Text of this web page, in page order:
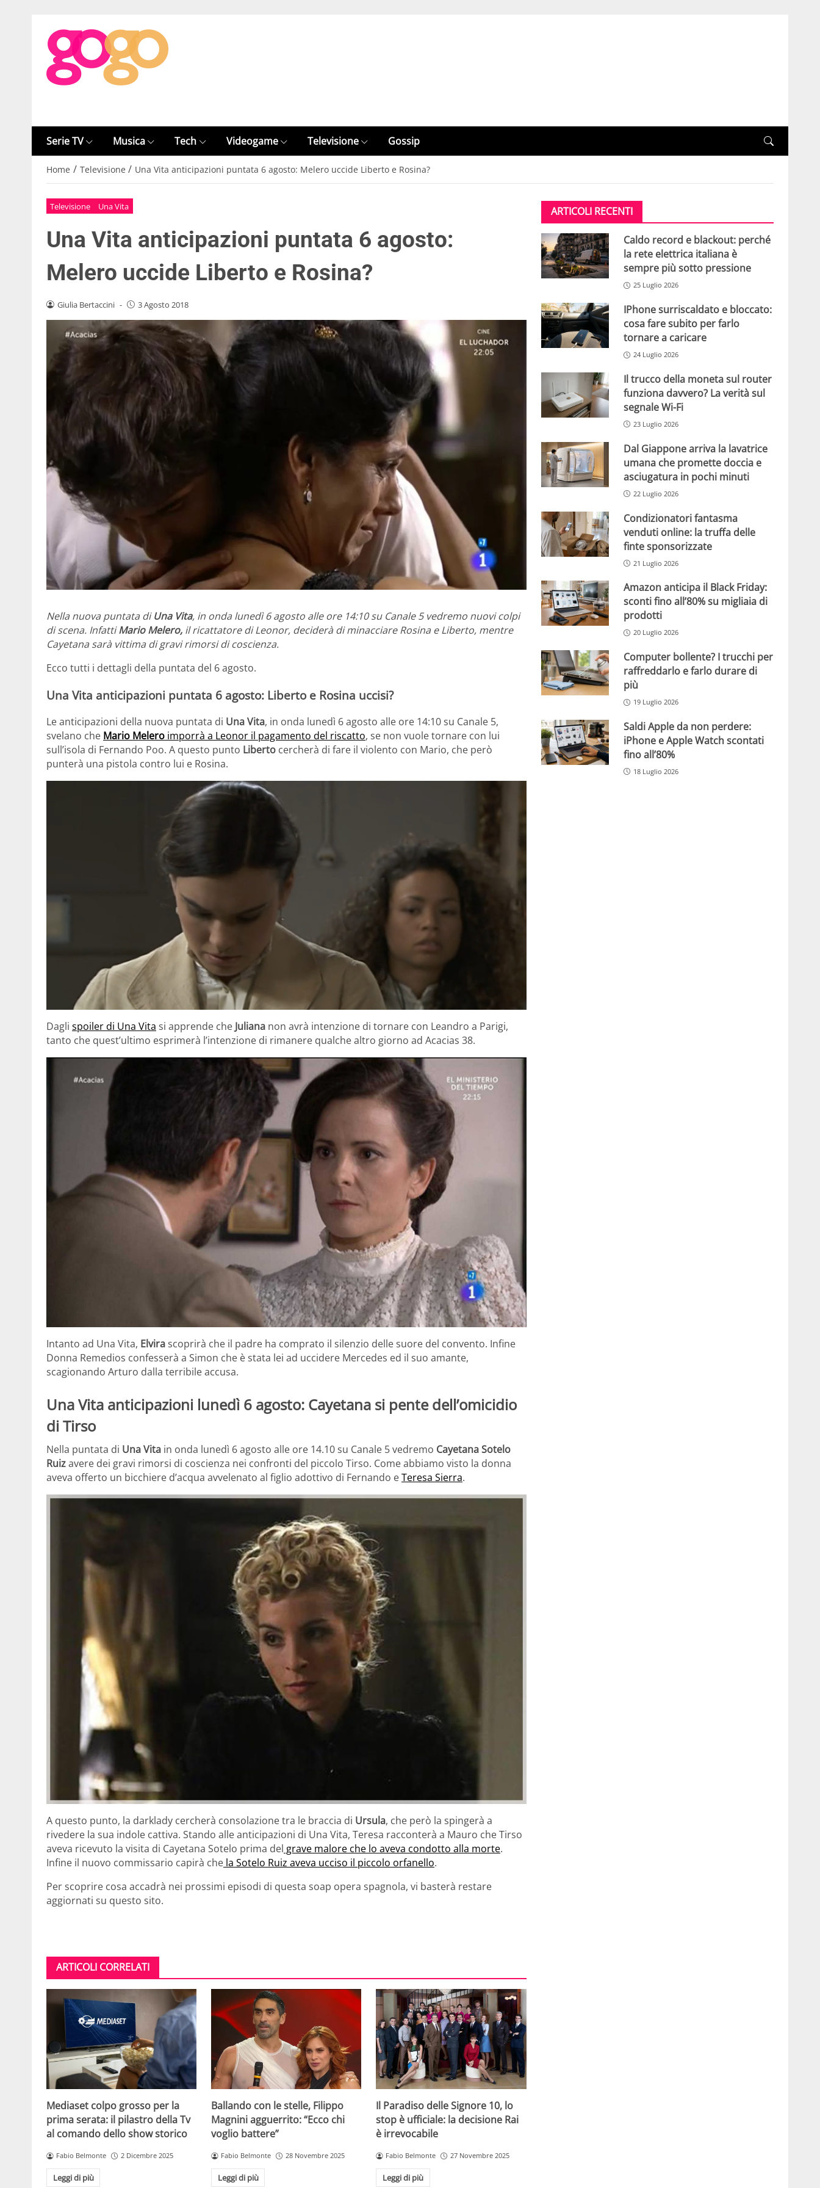
Serie TV Musica Tech Videogame Televisione Gossip
Home / Televisione / Una Vita anticipazioni puntata 6 agosto: Melero uccide Liberto e Rosina?
Televisione Una Vita
Una Vita anticipazioni puntata 6 agosto:
Melero uccide Liberto e Rosina?
Giulia Bertaccini - 3 Agosto 2018
Nella nuova puntata diUna Vita, in onda lunedì 6 agosto alle ore 14:10 su Canale 5 vedremo nuovi colpi
di scena. InfattiMario Melero, il ricattatore di Leonor, deciderà di minacciare Rosina e Liberto, mentre
Cayetana sarà vittima di gravi rimorsi di coscienza.
Ecco tutti i dettagli della puntata del 6 agosto.
Una Vita anticipazioni puntata 6 agosto: Liberto e Rosina uccisi?
Le anticipazioni della nuova puntata di Una Vita, in onda lunedì 6 agosto alle ore 14:10 su Canale 5,
svelano che Mario Melero imporrà a Leonor il pagamento del riscatto, se non vuole tornare con lui
sull’isola di Fernando Poo. A questo punto Liberto cercherà di fare il violento con Mario, che però
punterà una pistola contro lui e Rosina.
Dagli spoiler di Una Vita si apprende che Juliana non avrà intenzione di tornare con Leandro a Parigi,
tanto che quest’ultimo esprimerà l’intenzione di rimanere qualche altro giorno ad Acacias 38.
Intanto ad Una Vita, Elvirascoprirà che il padre ha comprato il silenzio delle suore del convento. Infine
Donna Remedios confesserà a Simon che è stata lei ad uccidere Mercedes ed il suo amante,
scagionando Arturo dalla terribile accusa.
Una Vita anticipazioni lunedì 6 agosto: Cayetana si pente dell’omicidio
di Tirso
Nella puntata di Una Vita in onda lunedì 6 agosto alle ore 14.10 su Canale 5 vedremo Cayetana Sotelo
Ruizavere dei gravi rimorsi di coscienza nei confronti del piccolo Tirso. Come abbiamo visto la donna
aveva offerto un bicchiere d’acqua avvelenato al figlio adottivo di Fernando eTeresa Sierra.
A questo punto, la darklady cercherà consolazione tra le braccia di Ursula, che però la spingerà a
rivedere la sua indole cattiva. Stando alle anticipazioni di Una Vita, Teresa racconterà a Mauro che Tirso
aveva ricevuto la visita di Cayetana Sotelo prima del grave malore che lo aveva condotto alla morte.
Infine il nuovo commissario capirà che la Sotelo Ruiz aveva ucciso il piccolo orfanello.
Per scoprire cosa accadrà nei prossimi episodi di questa soap opera spagnola, vi basterà restare
aggiornati su questo sito.
ARTICOLI CORRELATI
Mediaset colpo grosso per la
prima serata: il pilastro della Tv
al comando dello show storico
Fabio Belmonte 2 Dicembre 2025
Leggi di più
Ballando con le stelle, Filippo
Magnini agguerrito: “Ecco chi
voglio battere”
Fabio Belmonte 28 Novembre 2025
Leggi di più
Il Paradiso delle Signore 10, lo
stop è ufficiale: la decisione Rai
è irrevocabile
Fabio Belmonte 27 Novembre 2025
Leggi di più
ARTICOLI RECENTI
Caldo record e blackout: perché
la rete elettrica italiana è
sempre più sotto pressione
25 Luglio 2026
IPhone surriscaldato e bloccato:
cosa fare subito per farlo
tornare a caricare
24 Luglio 2026
Il trucco della moneta sul router
funziona davvero? La verità sul
segnale Wi-Fi
23 Luglio 2026
Dal Giappone arriva la lavatrice
umana che promette doccia e
asciugatura in pochi minuti
22 Luglio 2026
Condizionatori fantasma
venduti online: la truffa delle
finte sponsorizzate
21 Luglio 2026
Amazon anticipa il Black Friday:
sconti fino all’80% su migliaia di
prodotti
20 Luglio 2026
Computer bollente? I trucchi per
raffreddarlo e farlo durare di
più
19 Luglio 2026
Saldi Apple da non perdere:
iPhone e Apple Watch scontati
fino all’80%
18 Luglio 2026